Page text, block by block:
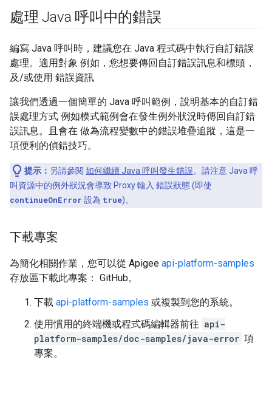
處理 Java 呼叫中的錯誤
編寫 Java 呼叫時，建議您在 Java 程式碼中執行自訂錯誤
處理。適用對象 例如，您想要傳回自訂錯誤訊息和標頭，
及/或使用 錯誤資訊
讓我們透過一個簡單的 Java 呼叫範例，說明基本的自訂錯
誤處理方式 例如模式範例會在發生例外狀況時傳回自訂錯
誤訊息。且會在 做為流程變數中的錯誤堆疊追蹤，這是一
項便利的偵錯技巧。
提示： 另請參閱 如何繼續 Java 呼叫發生錯誤。請注意 Java 呼
叫資源中的例外狀況會導致 Proxy 輸入 錯誤狀態 (即使
continueOnError 設為 true)。
下載專案
為簡化相關作業，您可以從 Apigee api-platform-samples
存放區下載此專案： GitHub。
下載 api-platform-samples 或複製到您的系統。
使用慣用的終端機或程式碼編輯器前往 api-
platform-samples/doc-samples/java-error 項
專案。